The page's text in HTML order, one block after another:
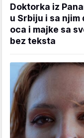
Doktorka iz
u Srbiju i sa
oca i majke sa
bez teksta